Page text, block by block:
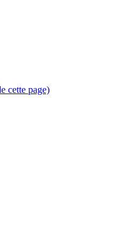
cette page)